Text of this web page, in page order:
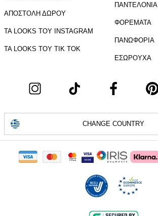
ΑΠΟΣΤΟΛΗ ΔΩΡΟΥ
ΤΑ LOOKS ΤΟΥ INSTAGRAM
ΤΑ LOOKS ΤΟΥ TIK TOK
CHANGE COUNTRY
ΠΑΝΤΕΛΟΝΙΑ
ΦΟΡΕΜΑΤΑ
ΠΑΝΩΦΟΡΙΑ
ΕΣΩΡΟΥΧΑ